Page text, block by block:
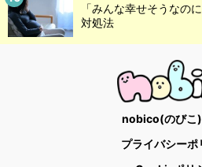
「みんな幸せそうなの
対処法
nobico(のびこ
プライバシーポ